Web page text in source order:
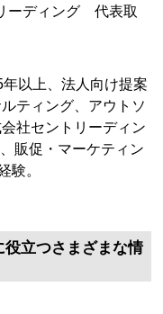
ーディング 代表取
以上、法人向け提案
ティング、アウトソ
社セントリーディン
販促・マーケティン
験。
立つさまざまな情